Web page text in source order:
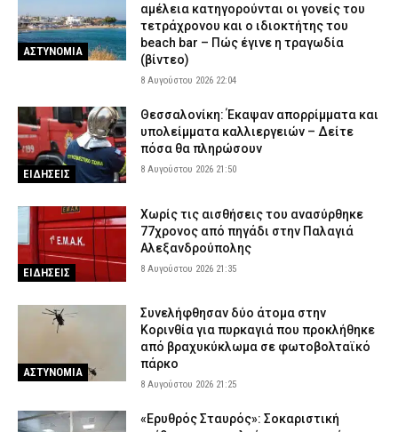
ΑΣΤΥΝΟΜΙΑ
αμέλεια κατηγορούνται οι γονείς του
τετράχρονου και ο ιδιοκτήτης του
beach bar – Πώς έγινε η τραγωδία
(βίντεο)
8 Αυγούστου 2026 22:04
ΕΙΔΗΣΕΙΣ
Θεσσαλονίκη: Έκαψαν απορρίμματα και
υπολείμματα καλλιεργειών – Δείτε
πόσα θα πληρώσουν
8 Αυγούστου 2026 21:50
ΕΙΔΗΣΕΙΣ
Χωρίς τις αισθήσεις του ανασύρθηκε
77χρονος από πηγάδι στην Παλαγιά
Αλεξανδρούπολης
8 Αυγούστου 2026 21:35
ΑΣΤΥΝΟΜΙΑ
Συνελήφθησαν δύο άτομα στην
Κορινθία για πυρκαγιά που προκλήθηκε
από βραχυκύκλωμα σε φωτοβολταϊκό
πάρκο
8 Αυγούστου 2026 21:25
«Ερυθρός Σταυρός»: Σοκαριστική